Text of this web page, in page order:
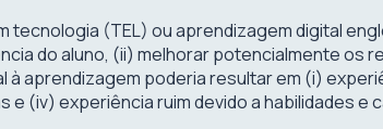
tecnologia (TEL) ou aprendizagem digital
do aluno, (ii) melhorar potencialmente os
à aprendizagem poderia resultar em (i)
(iv) experiência ruim devido a habilidades